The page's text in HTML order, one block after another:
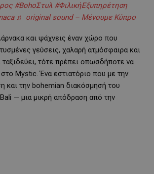
#BohoΣτυλ #ΦιλικήΕξυπηρέτηση
♬ original sound – Μένουμε Κύπρο
και ψάχνεις έναν χώρο που
γεύσεις, χαλαρή ατμόσφαιρα και
ταξιδεύει, τότε πρέπει οπωσδήποτε να
Mystic. Ένα εστιατόριο που με την
και την bohemian διακόσμησή του
— μια μικρή απόδραση από την